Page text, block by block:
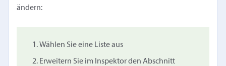
ändern:
Wählen Sie eine Liste aus
Erweitern Sie im Inspektor den Abschnitt